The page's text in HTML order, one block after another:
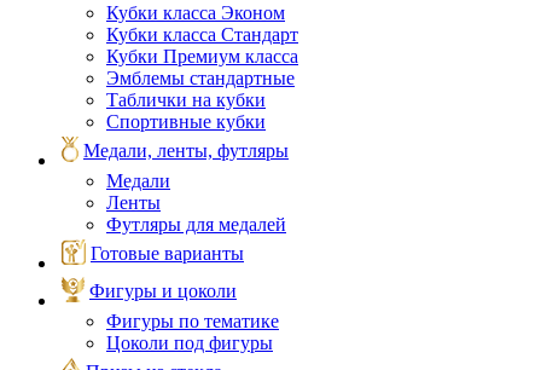
Кубки класса Эконом
Кубки класса Стандарт
Кубки Премиум класса
Эмблемы стандартные
Таблички на кубки
Спортивные кубки
Медали, ленты, футляры
Медали
Ленты
Футляры для медалей
Готовые варианты
Фигуры и цоколи
Фигуры по тематике
Цоколи под фигуры